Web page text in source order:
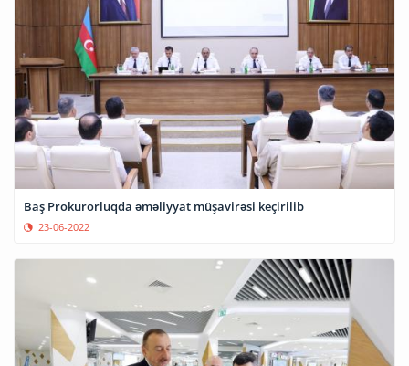
Baş Prokurorluqda əməliyyat müşavirəsi keçirilib
23-06-2022